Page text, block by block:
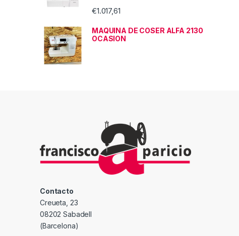
€1.017,61
MAQUINA DE COSER ALFA 2130
OCASION
Contacto
Creueta, 23
08202 Sabadell
(Barcelona)